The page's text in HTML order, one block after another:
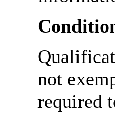
not
required